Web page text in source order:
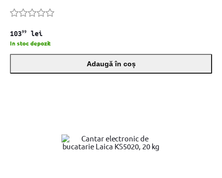
10399 lei
In stoc depozit
Adaugă în coș